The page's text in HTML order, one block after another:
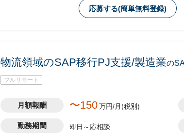
応募する(簡単無料登録)
物流領域のSAP移行PJ支援/製造業の
フルリモート
月額報酬 〜150万円/月(税別)
勤務期間 即日～応相談